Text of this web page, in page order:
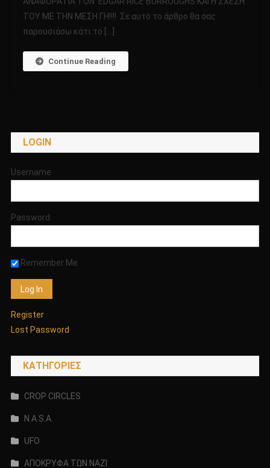
Part
34
ΤΗΝ
ΤΟΥ ΜΕ ΤΗΝ ΜΕΣΗ ΓΗ!!!! Σε αυτό το άρθρο θα σας
παρουσιάσω κάτι το […]
Continue Reading
LOGIN
Username
Password
Remember Me
Register
Lost Password
KΑΤΗΓΟΡΊΕΣ
CROP CIRCLES
N.A.S.A.
UFO
ΑΠΟΚΡΥΦΑ ΤΩΝ ΝΑΖΙ